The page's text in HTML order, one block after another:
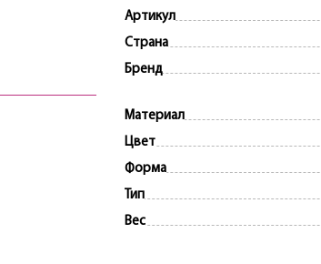
Артикул
Страна
Бренд
Материал
Цвет
Форма
Тип
Вес